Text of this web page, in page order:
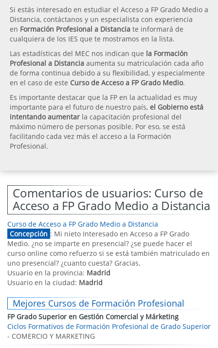
Si estás interesado en estudiar el Acceso a FP Grado Medio a
Distancia, contáctanos y un especialista con experiencia
en Formación Profesional a Distancia te informará de
cualquiera de los IES que te mostramos en la lista.
Las estadísticas del MEC nos indican que la Formación
Profesional a Distancia aumenta su matriculación cada año
de forma continua debido a su flexibilidad, y especialmente
en el caso de este Curso de Acceso a FP Grado Medio.
Es importante destacar que la FP en la actualidad es muy
importante para el futuro de nuestro país, el Gobierno está
intentando aumentar la capacitación profesional del
máximo número de personas posible. Por eso, se está
facilitando cada vez más el acceso a la Formación
Profesional.
Comentarios de usuarios: Curso de
Acceso a FP Grado Medio a Distancia
Curso de Acceso a FP Grado Medio a Distancia
Concepción : Mi nieto Interesado en Acceso a FP Grado
Medio. ¿no se imparte en presencial? ¿se puede hacer el
curso online como refuerzo si se está también matriculado en
uno presencial? ¿cuanto cuesta? Gracias.
Usuario en la provincia: Madrid
Usuario en la ciudad: Madrid
Mejores Cursos de Formación Profesional
FP Grado Superior en Gestión Comercial y Márketing
Ciclos Formativos de Formación Profesional de Grado Superior
- COMERCIO Y MARKETING